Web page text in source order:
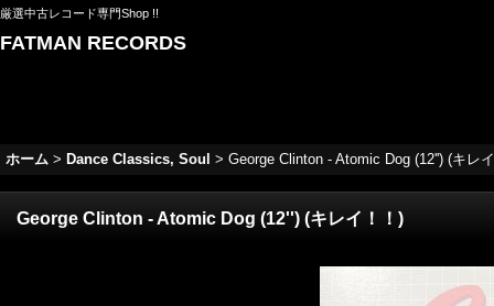
厳選中古レコード専門Shop !!
FATMAN RECORDS
ホーム > Dance Classics, Soul > George Clinton - Atomic Dog (12'') (キレ
George Clinton - Atomic Dog (12'') (キレイ！！)